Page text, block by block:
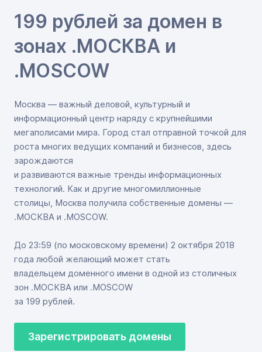
199 рублей за домен в
зонах .МОСКВА и
.MOSCOW
Москва — важный деловой, культурный и
информационный центр наряду с крупнейшими
мегаполисами мира. Город стал отправной точкой для
роста многих ведущих компаний и бизнесов, здесь
зарождаются
и развиваются важные тренды информационных
технологий. Как и другие многомиллионные
столицы, Москва получила собственные домены —
.МОСКВА и .MOSCOW.
До 23:59 (по московскому времени) 2 октября 2018
года любой желающий может стать
владельцем доменного имени в одной из столичных
зон .МОСКВА или .MOSCOW
за 199 рублей.
Зарегистрировать домены